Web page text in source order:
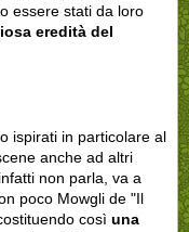
essere stati da loro
eredità del
ispirati in particolare al
anche ad altri
non parla, va a
poco Mowgli de "Il
così una